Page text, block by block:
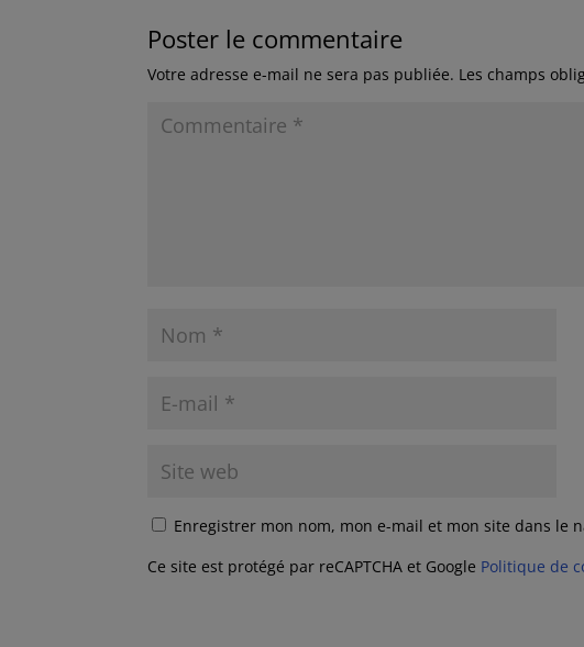
Poster le commentaire
Votre adresse e-mail ne sera pas publiée. Les champs
Enregistrer mon nom, mon e-mail et mon site dans le
Ce site est protégé par reCAPTCHA et Google Politique de